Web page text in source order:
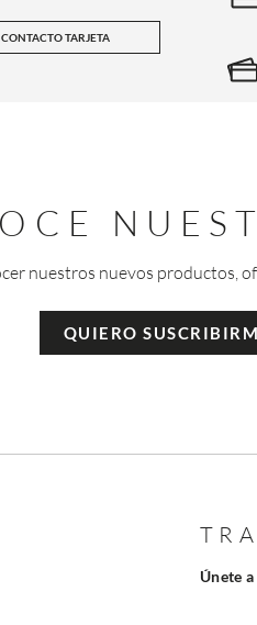
CONTACTO TARJETA
nuestros nuevos productos,
QUIERO
Únete